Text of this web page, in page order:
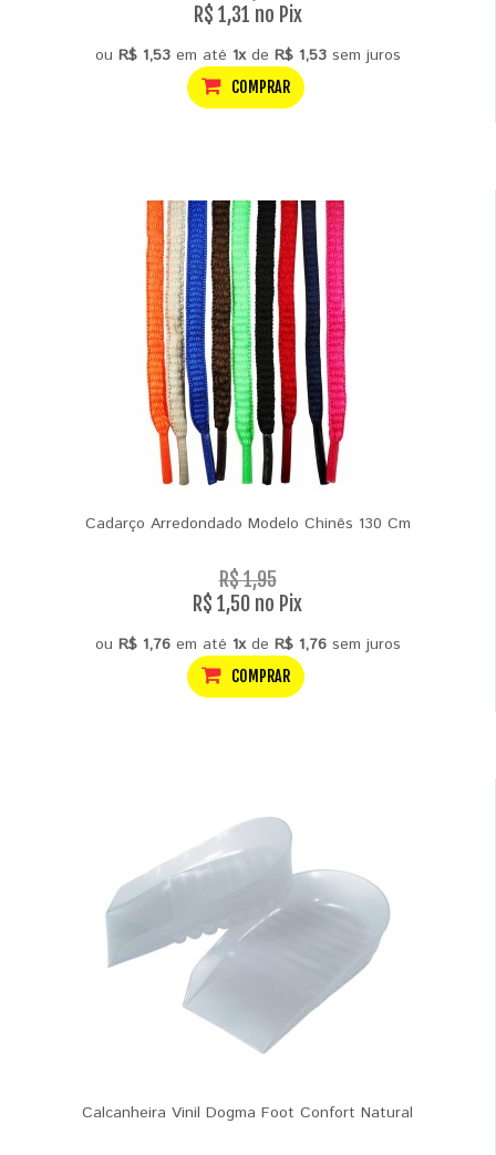
R$ 1,31 no Pix
ou R$ 1,53em até 1xde R$ 1,53sem juros
COMPRAR
Cadarço Arredondado Modelo Chinês 130 Cm
R$ 1,95
R$ 1,50 no Pix
ou R$ 1,76em até 1xde R$ 1,76sem juros
COMPRAR
Calcanheira Vinil Dogma Foot Confort Natural